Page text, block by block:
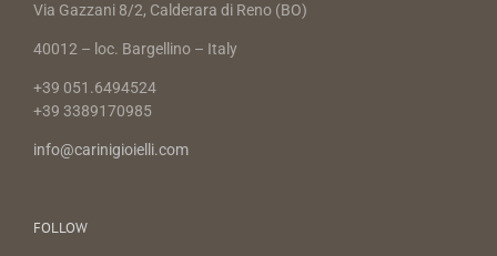
Via Gazzani 8/2, Calderara di Reno (BO)
40012 – loc. Bargellino – Italy
+39 051.6494524
+39 3389170985
info@carinigioielli.com
FOLLOW